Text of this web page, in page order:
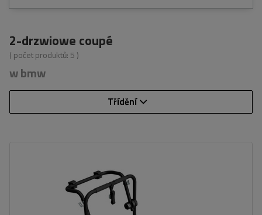
2-drzwiowe coupé
( počet produktů: 5 )
w bmw
Třídění
Nosnost nosiče jízdních kol:
45 kg
univerzální montážní systém
kompatibilní se všemi typy karoserií